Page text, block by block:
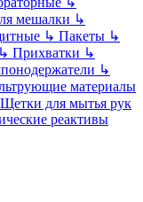
мешалки ↳
↳ Пакеты ↳
↳ Прихватки ↳
↳
материалы
Щетки для мытья рук
реактивы